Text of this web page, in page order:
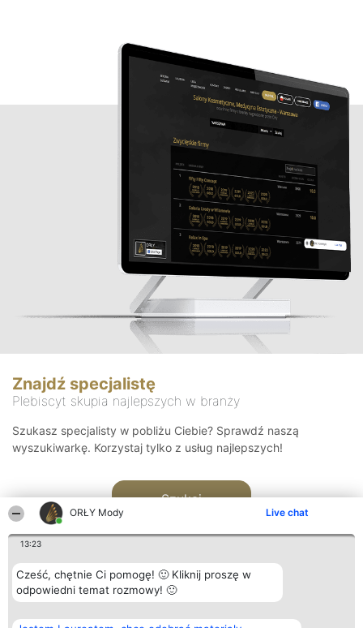
ORŁY Mody Live chat
13:23
Cześć, chętnie Ci pomogę! 🙂 Kliknij proszę w
odpowiedni temat rozmowy! 🙂
Znajdź specjalistę
Plebiscyt skupia najlepszych w branży
Szukasz specjalisty w pobliżu Ciebie? Sprawdź naszą
wyszukiwarkę. Korzystaj tylko z usług najlepszych!
Szukaj
Organizator plebiscytu Plebiscyt Kontakt